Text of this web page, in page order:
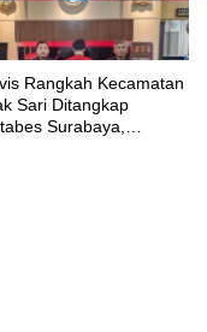
Rangkah Kecamatan
Sari Ditangkap
Surabaya,